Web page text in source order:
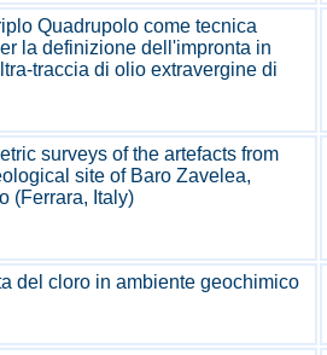
Quadrupolo come tecnica
la definizione dell'impronta in
traccia di olio extravergine di
surveys of the artefacts from
site of Baro Zavelea,
(Ferrara, Italy)
del cloro in ambiente geochimico